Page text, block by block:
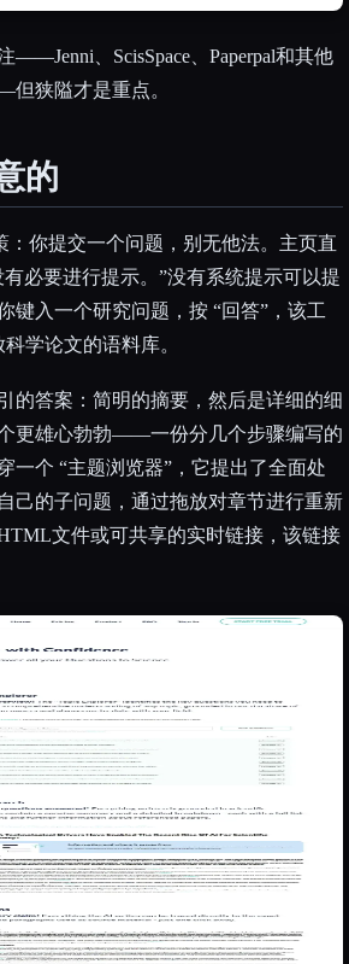
、ScisSpace、Paperpal和其他
狭隘才是重点。
的
：你提交一个问题，别无他法。主页直
必要进行提示。”没有系统提示可以提
入一个研究问题，按 “回答”，该工
学论文的语料库。
的答案：简明的摘要，然后是详细的细
更雄心勃勃——一份分几个步骤编写的
一个 “主题浏览器”，它提出了全面处
己的子问题，通过拖放对章节进行重新
文件或可共享的实时链接，该链接